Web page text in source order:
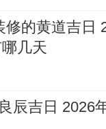
修的黄道吉日
几天
辰吉日 2026